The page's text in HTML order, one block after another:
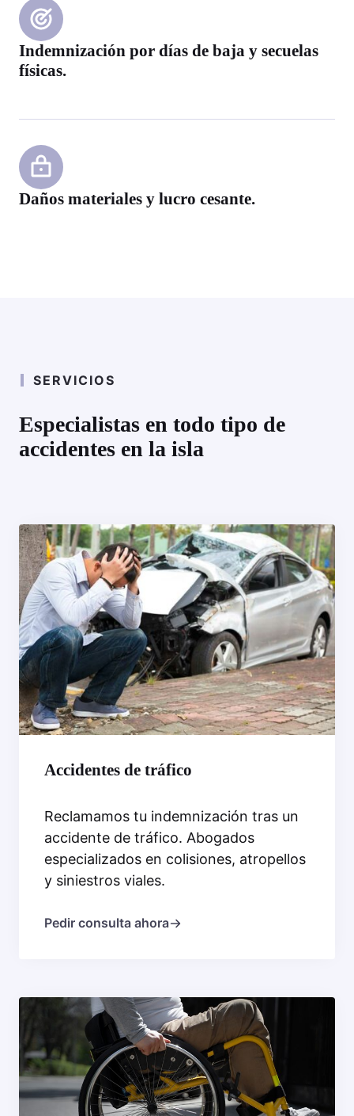
Indemnización por días de baja y secuelas
físicas.
Daños materiales y lucro cesante.
SERVICIOS
Especialistas en todo tipo de
accidentes en la isla
Accidentes de tráfico
Reclamamos tu indemnización tras un
accidente de tráfico. Abogados
especializados en colisiones, atropellos
y siniestros viales.
Pedir consulta ahora